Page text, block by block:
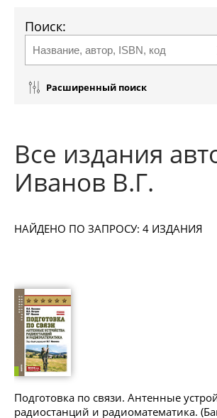
Поиск:
Расширенный поиск
Все издания
Иванов В.Г.
НАЙДЕНО ПО ЗАПРОСУ: 4 ИЗДАНИЯ
Подготовка по связи. Антенные
радиостанций и радиоматематика.